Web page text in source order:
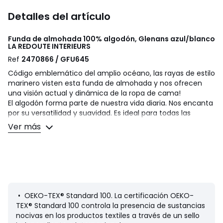
Detalles del artículo
Funda de almohada 100% algodón, Glenans azul/blanco
LA REDOUTE INTERIEURS
Ref 2470866 / GFU645
Código emblemático del amplio océano, las rayas de estilo
marinero visten esta funda de almohada y nos ofrecen
una visión actual y dinámica de la ropa de cama!
El algodón forma parte de nuestra vida diaria. Nos encanta
por su versatilidad y suavidad. Es ideal para todas las
camas, de los peques a los adultos de la familia!
Cuidados
• Temperatura de lavado 60°
Ver más
• OEKO-TEX® Standard 100. La certificación OEKO-
TEX® Standard 100 controla la presencia de sustancias
nocivas en los productos textiles a través de un sello